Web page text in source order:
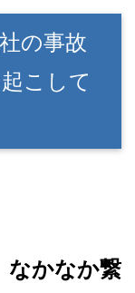
の事故
こして
なかなか繋